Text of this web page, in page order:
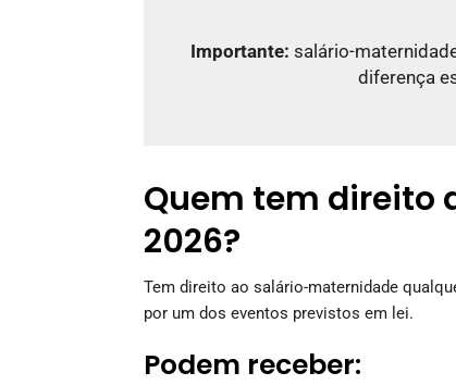
Importante: salário-
diferença
Quem tem direito
2026?
Tem direito ao salário-maternidade
por um dos eventos previstos em lei.
Podem receber: